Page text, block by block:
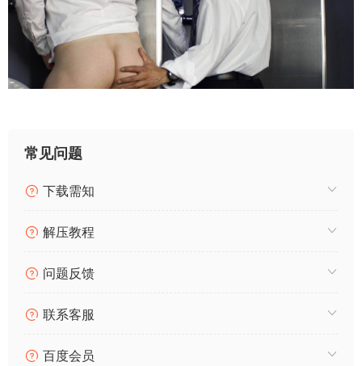
常见问题
下载需知
解压教程
问题反馈
联系客服
百度会员